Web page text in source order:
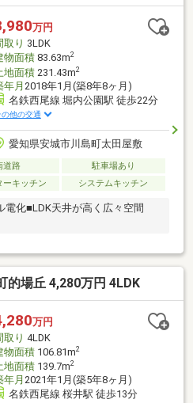
桜コンサルタントでは無料FP相
ライフステージに合わせて住宅
で、お気軽にご相談下さいま
万円
取り 3LDK
物面積83.63m2
地面積231.43m2
年月 2018年1月(築8年8ヶ月)
名鉄西尾線 堀内公園駅 徒歩22分
の他の交通
愛知県安城市川島町太田屋敷
道路
駐車場あり
ーキッチン システムキッチン
化■LDK天井が高く広々空間
的場丘 4,280万円 4LDK
万円
取り 4LDK
物面積106.81m2
地面積139.7m2
年月 2021年1月(築5年8ヶ月)
名鉄西尾線 桜井駅 徒歩13分